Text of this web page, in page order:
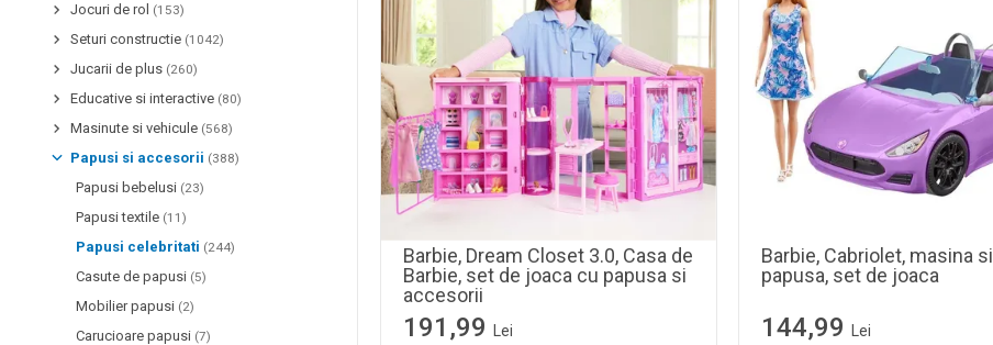
Jocuri de rol (153)
Seturi constructie (1042)
Jucarii de plus (260)
Educative si interactive (80)
Masinute si vehicule (568)
Papusi si accesorii (388)
Papusi bebelusi (23)
Papusi textile (11)
Papusi celebritati (244)
Casute de papusi (5)
Mobilier papusi (2)
Carucioare papusi (7)
Barbie, Dream Closet 3.0, Casa de
Barbie, set de joaca cu papusa si
accesorii
191,99 Lei
Barbie, Cabriolet, masina si
papusa, set de joaca
144,99 Lei